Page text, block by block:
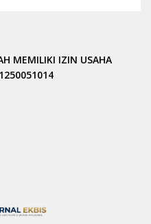
MEMILIKI IZIN USAHA